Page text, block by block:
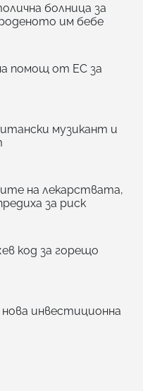
болница за
им бебе
помощ от ЕС за
музикант и
на лекарствата,
за риск
код за горещо
инвестиционна